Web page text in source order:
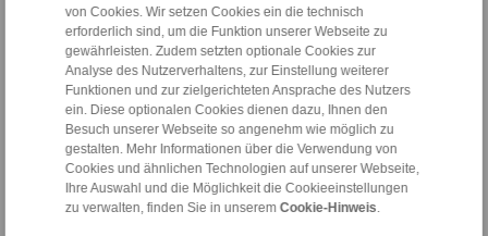
von Cookies. Wir setzen Cookies ein die technisch
erforderlich sind, um die Funktion unserer Webseite zu
gewährleisten. Zudem setzten optionale Cookies zur
Analyse des Nutzerverhaltens, zur Einstellung weiterer
Funktionen und zur zielgerichteten Ansprache des Nutzers
ein. Diese optionalen Cookies dienen dazu, Ihnen den
Besuch unserer Webseite so angenehm wie möglich zu
gestalten. Mehr Informationen über die Verwendung von
Cookies und ähnlichen Technologien auf unserer Webseite,
Ihre Auswahl und die Möglichkeit die Cookieeinstellungen
zu verwalten, finden Sie in unserem Cookie-Hinweis
Kontakt
Hotline Vertrieb:
+43 2635 62446
info@ringspann.at
Hotline Technik: